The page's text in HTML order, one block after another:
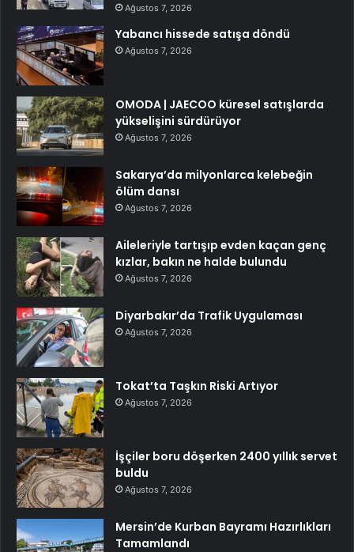
Ağustos 7, 2026
Yabancı hissede satışa döndü
Ağustos 7, 2026
OMODA | JAECOO küresel satışlarda
yükselişini sürdürüyor
Ağustos 7, 2026
Sakarya’da milyonlarca kelebeğin
ölüm dansı
Ağustos 7, 2026
Aileleriyle tartışıp evden kaçan genç
kızlar, bakın ne halde bulundu
Ağustos 7, 2026
Diyarbakır’da Trafik Uygulaması
Ağustos 7, 2026
Tokat’ta Taşkın Riski Artıyor
Ağustos 7, 2026
İşçiler boru döşerken 2400 yıllık servet
buldu
Ağustos 7, 2026
Mersin’de Kurban Bayramı Hazırlıkları
Tamamlandı